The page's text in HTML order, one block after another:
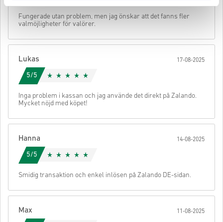
• Välj din betalningsmetod
• Slutför din beställning
När det är klart får du ett mejl med en säker länk för att komma åt
Avbryt Skicka
Fungerade utan problem, men jag önskar att det fanns fler
valmöjligheter för valörer.
Lukas 17-08-2025
5/5
Inga problem i kassan och jag använde det direkt på Zalando.
Mycket nöjd med köpet!
Hanna 14-08-2025
5/5
Smidig transaktion och enkel inlösen på Zalando DE-sidan.
Max 11-08-2025